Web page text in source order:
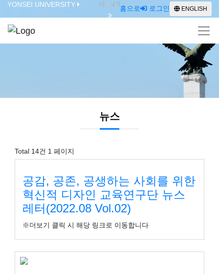
YONSEI UNIVERSITY
홈으로 로그인 ENGLISH
커뮤니티
뉴스
Total 14건 1 페이지
공감, 공존, 공생하는 사회를 위한
혁신적 디자인 교육연구단 뉴스
레터(2022.08 Vol.02)
※더보기 클릭 시 해당 링크로 이동합니다